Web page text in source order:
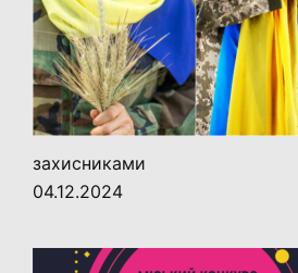
захисниками
04.12.2024